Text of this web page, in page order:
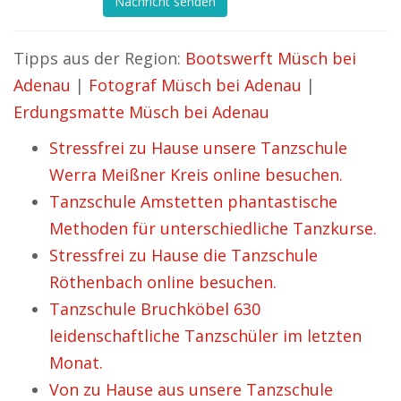
Tipps aus der Region: Bootswerft Müsch bei
Adenau | Fotograf Müsch bei Adenau |
Erdungsmatte Müsch bei Adenau
Stressfrei zu Hause unsere Tanzschule
Werra Meißner Kreis online besuchen.
Tanzschule Amstetten phantastische
Methoden für unterschiedliche Tanzkurse.
Stressfrei zu Hause die Tanzschule
Röthenbach online besuchen.
Tanzschule Bruchköbel 630
leidenschaftliche Tanzschüler im letzten
Monat.
Von zu Hause aus unsere Tanzschule